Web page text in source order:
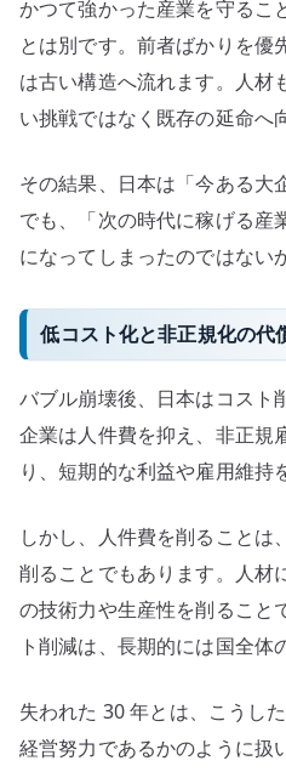
かつて強かった産業を守るこ
とは別です。前者ばかりを優
は古い構造へ流れます。人材
い挑戦ではなく既存の延命へ
その結果、日本は「今ある大
でも、「次の時代に稼げる産
になってしまったのではない
低コスト化と非正規化の代
バブル崩壊後、日本はコスト
企業は人件費を抑え、非正規
り、短期的な利益や雇用維持
しかし、人件費を削ることは
削ることでもあります。人材
の技術力や生産性を削ること
ト削減は、長期的には国全体
失われた 30 年とは、こうし
経営努力であるかのように扱